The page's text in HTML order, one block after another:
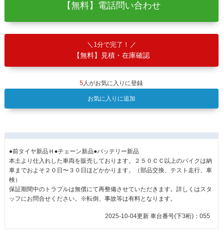
【無料】電話問い合わせ
1分で完了！
【無料】見積・在庫確認
5人がお気に入りに登録
お気に入りに追加
●前タイヤ新品Ｈ●チェーン新品●バッテリー新品
本土より仕入れした車両を販売しております。２５０ＣＣ以上のバイクは納
車までおよそ２０日〜３０日ほどかかります。（部品交換、テスト走行、車
検）
保証期間中のトラブルは無償にて再整備させていただきます。詳しくはスタ
ッフにお問合せください。※転倒、事故等は有料となります。
2025-10-04更新 車台番号(下3桁)：055